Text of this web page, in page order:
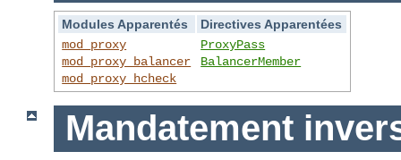
Modules Apparentés
Directives Apparentées
mod_proxy
mod_proxy_balancer
mod_proxy_hcheck
ProxyPass
BalancerMember
Mandatement